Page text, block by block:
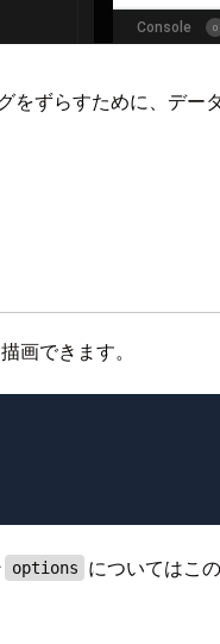
ずらすために、デー
画できます。
options
についてはこ